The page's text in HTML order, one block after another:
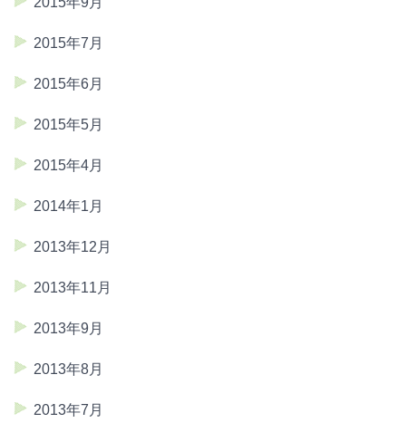
2015年7月
2015年6月
2015年5月
2015年4月
2014年1月
2013年12月
2013年11月
2013年9月
2013年8月
2013年7月